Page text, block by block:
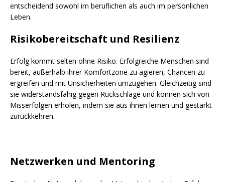
entscheidend sowohl im beruflichen als auch im persönlichen
Leben.
Risikobereitschaft und Resilienz
Erfolg kommt selten ohne Risiko. Erfolgreiche Menschen sind
bereit, außerhalb ihrer Komfortzone zu agieren, Chancen zu
ergreifen und mit Unsicherheiten umzugehen. Gleichzeitig sind
sie widerstandsfähig gegen Rückschläge und können sich von
Misserfolgen erholen, indem sie aus ihnen lernen und gestärkt
zurückkehren.
Netzwerken und Mentoring